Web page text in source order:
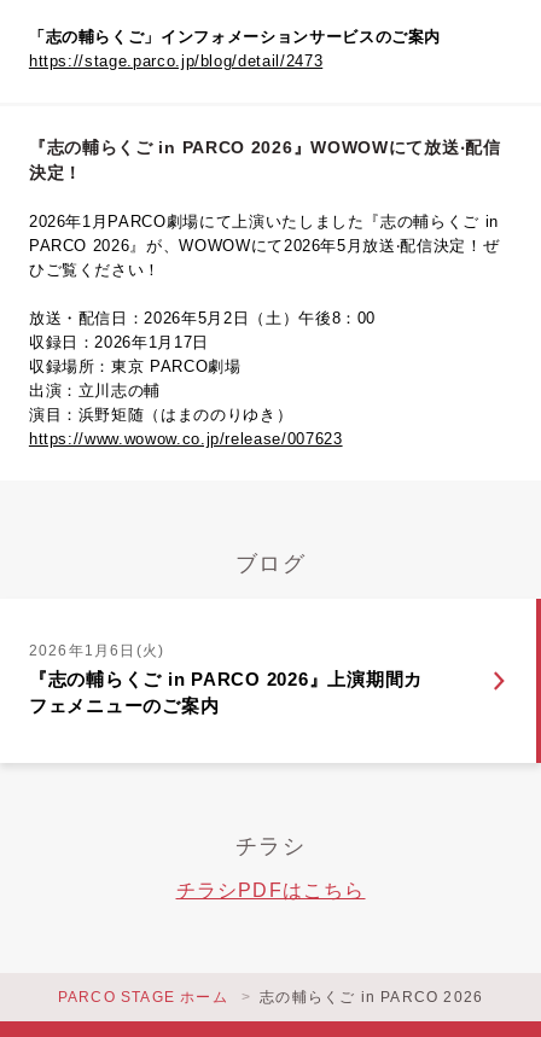
「志の輔らくご」インフォメーションサービスのご案内
https://stage.parco.jp/blog/detail/2473
『志の輔らくご in PARCO 2026』WOWOWにて放送‧配信
決定！
2026年1月PARCO劇場にて上演いたしました『志の輔らくご in
PARCO 2026』が、WOWOWにて2026年5⽉放送‧配信決定！ぜ
ひご覧ください！
放送・配信日：2026年5月2日（土）午後8：00
収録日：2026年1月17日
収録場所：東京 PARCO劇場
出演：立川志の輔
演目：浜野矩随（はまののりゆき）
https://www.wowow.co.jp/release/007623
ブログ
2026年1月6日(火)
『志の輔らくご in PARCO 2026』上演期間カ
フェメニューのご案内
チラシ
チラシPDFはこちら
PARCO STAGE ホーム 志の輔らくご in PARCO 2026